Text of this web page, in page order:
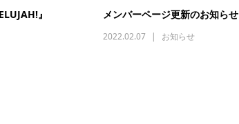
』 メンバーページ更新のお知らせ
2022.02.07 お知らせ